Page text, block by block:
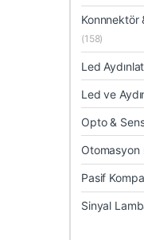
Konnnektör
(158)
Led
Led ve
Opto &
Otomasyon
Pasif
Sinyal